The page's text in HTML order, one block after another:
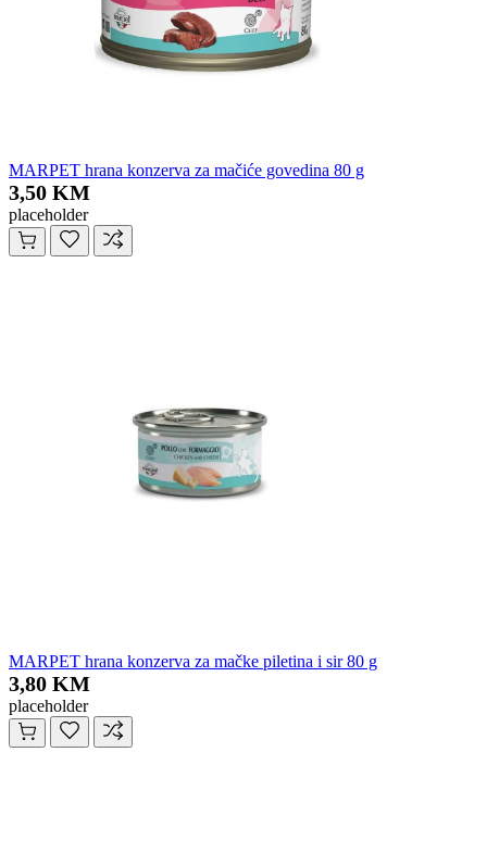
MARPET hrana konzerva za mačiće govedina 80 g
3,50 KM
placeholder
MARPET hrana konzerva za mačke piletina i sir 80 g
3,80 KM
placeholder